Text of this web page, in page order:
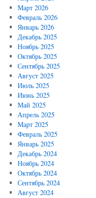
Март 2026
Февраль 2026
Январь 2026
Декабрь 2025
Ноябрь 2025
Октябрь 2025
Сентябрь 2025
Август 2025
Июль 2025
Июнь 2025
Май 2025
Апрель 2025
Март 2025
Февраль 2025
Январь 2025
Декабрь 2024
Ноябрь 2024
Октябрь 2024
Сентябрь 2024
Август 2024